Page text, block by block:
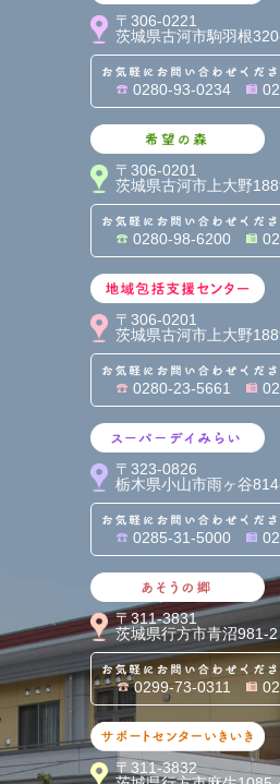
〒306-0221
茨城県古河市駒羽根
0280-93-0234
〒306-0201
茨城県古河市上大野
0280-98-6200
〒306-0201
茨城県古河市上大野
0280-23-5661
〒323-0826
栃木県小山市雨ヶ谷
0285-31-5000
〒311-3831
茨城県行方市青沼981-2
0299-73-0311
〒311-3832